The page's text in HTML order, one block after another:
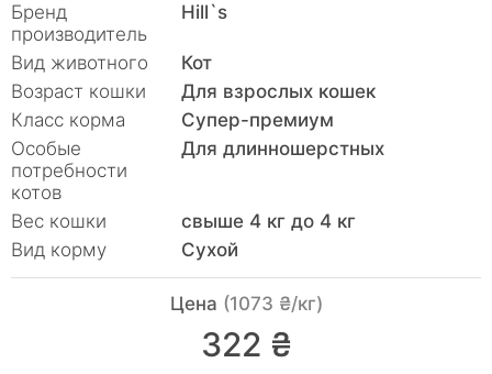
Бренд
производитель
Hill`s
Вид животного
Кот
Возраст кошки
Для взрослых кошек
Класс корма
Супер-премиум
Особые
потребности
котов
Для длинношерстных
Вес кошки
свыше 4 кг до 4 кг
Вид корму
Сухой
Цена (1073 ₴/кг)
322 ₴